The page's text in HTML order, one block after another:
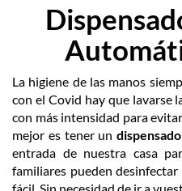
La higiene de las manos
con el Covid hay que lavarse
con más intensidad para
mejor es tener un
entrada de nuestra casa
familiares pueden